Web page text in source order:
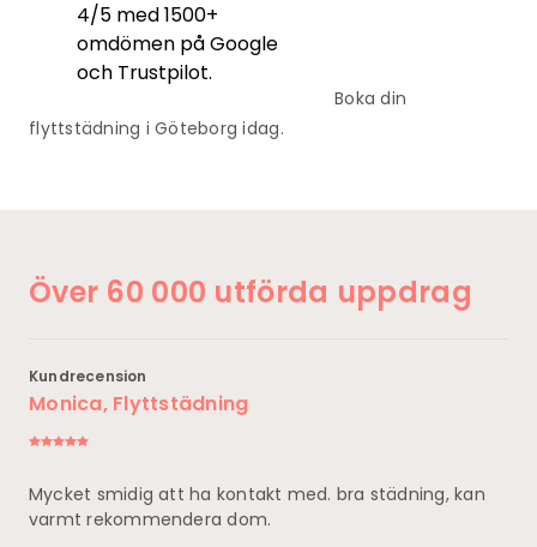
4/5 med 1500+
omdömen på Google
och Trustpilot.
Boka din
flyttstädning i Göteborg idag.
Över 60 000 utförda uppdrag
Kundrecension
Monica, Flyttstädning
Mycket smidig att ha kontakt med. bra städning, kan
varmt rekommendera dom.